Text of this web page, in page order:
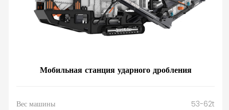
Мобильная станция ударного дробления
Вес машины
53-62t